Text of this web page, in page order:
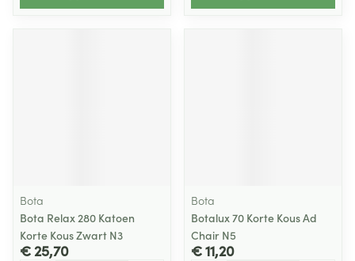
Bota
Bota Relax 280 Katoen
Korte Kous Zwart N3
€ 25,70
Bota
Botalux 70 Korte Kous Ad
Chair N5
€ 11,20